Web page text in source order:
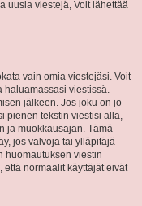
uusia viestejä, Voit lähettää
vain omia viestejäsi. Voit
haluamassasi viestissä.
jälkeen. Jos joku on jo
pienen tekstin viestisi alla,
ja muokkausajan. Tämä
jos valvoja tai ylläpitäjä
huomautuksen viestin
normaalit käyttäjät eivät